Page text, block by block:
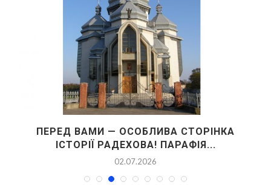
ПЕРЕД ВАМИ — ОСОБЛИВА СТОРІНКА
ІСТОРІЇ РАДЕХОВА! ПАРАФІЯ...
02.07.2026